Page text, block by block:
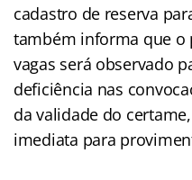
cadastro de reserva
também informa que o
vagas será observado
deficiência nas
da validade do
imediata para